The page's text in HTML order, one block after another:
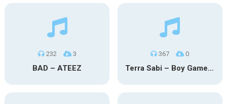
232 3
BAD – ATEEZ
367 0
Terra Sabi – Boy Game X Marcia Cruz